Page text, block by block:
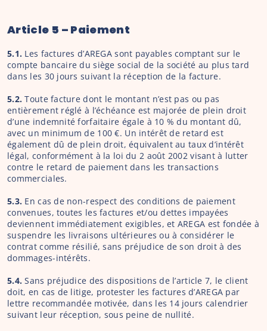
Article 5 – Paiement
5.1. Les factures d’AREGA sont payables comptant sur le
compte bancaire du siège social de la société au plus tard
dans les 30 jours suivant la réception de la facture.
5.2. Toute facture dont le montant n’est pas ou pas
entièrement réglé à l’échéance est majorée de plein droit
d’une indemnité forfaitaire égale à 10 % du montant dû,
avec un minimum de 100 €. Un intérêt de retard est
également dû de plein droit, équivalent au taux d’intérêt
légal, conformément à la loi du 2 août 2002 visant à lutter
contre le retard de paiement dans les transactions
commerciales.
5.3. En cas de non-respect des conditions de paiement
convenues, toutes les factures et/ou dettes impayées
deviennent immédiatement exigibles, et AREGA est fondée à
suspendre les livraisons ultérieures ou à considérer le
contrat comme résilié, sans préjudice de son droit à des
dommages-intérêts.
5.4. Sans préjudice des dispositions de l’article 7, le client
doit, en cas de litige, protester les factures d’AREGA par
lettre recommandée motivée, dans les 14 jours calendrier
suivant leur réception, sous peine de nullité.